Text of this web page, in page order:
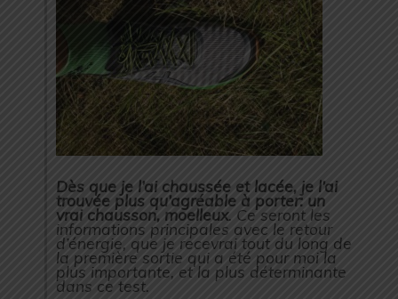
Dès que je l’ai chaussée et lacée, je l’ai
trouvée plus qu’agréable à porter: un
vrai chausson, moelleux. Ce seront les
informations principales avec le retour
d’énergie, que je recevrai tout du long de
la première sortie qui a été pour moi la
plus importante, et la plus déterminante
dans ce test.